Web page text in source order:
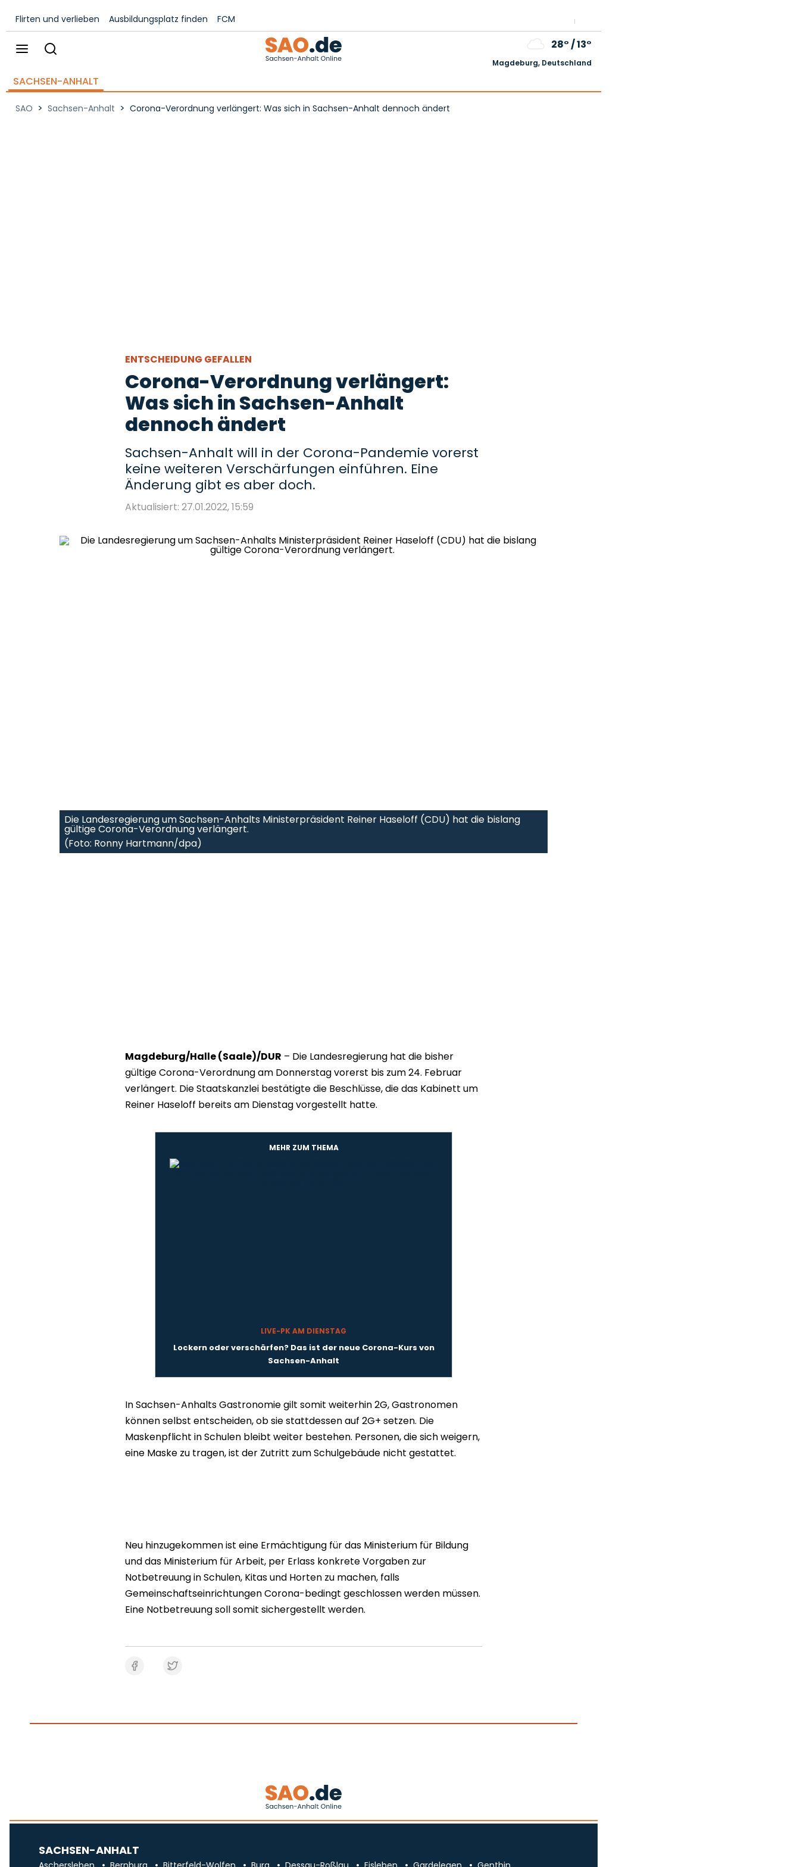
Flirten und verlieben Ausbildungsplatz finden FCM
28°/13°
Magdeburg, Deutschland
SACHSEN-ANHALT
SAO > Sachsen-Anhalt > Corona-Verordnung verlängert: Was sich in Sachsen-Anhalt dennoch ändert
ENTSCHEIDUNG GEFALLEN
Corona-Verordnung verlängert:
Was sich in Sachsen-Anhalt
dennoch ändert
Sachsen-Anhalt will in der Corona-Pandemie vorerst
keine weiteren Verschärfungen einführen. Eine
Änderung gibt es aber doch.
Aktualisiert: 27.01.2022, 15:59
Die Landesregierung um Sachsen-Anhalts Ministerpräsident Reiner Haseloff (CDU) hat die bislang
gültige Corona-Verordnung verlängert.
(Foto: Ronny Hartmann/dpa)
Magdeburg/Halle (Saale)/DUR – Die Landesregierung hat die bisher
gültige Corona-Verordnung am Donnerstag vorerst bis zum 24. Februar
verlängert. Die Staatskanzlei bestätigte die Beschlüsse, die das Kabinett um
Reiner Haseloff bereits am Dienstag vorgestellt hatte.
MEHR ZUM THEMA
LIVE-PK AM DIENSTAG
Lockern oder verschärfen? Das ist der neue Corona-Kurs von
Sachsen-Anhalt
In Sachsen-Anhalts Gastronomie gilt somit weiterhin 2G, Gastronomen
können selbst entscheiden, ob sie stattdessen auf 2G+ setzen. Die
Maskenpflicht in Schulen bleibt weiter bestehen. Personen, die sich weigern,
eine Maske zu tragen, ist der Zutritt zum Schulgebäude nicht gestattet.
Neu hinzugekommen ist eine Ermächtigung für das Ministerium für Bildung
und das Ministerium für Arbeit, per Erlass konkrete Vorgaben zur
Notbetreuung in Schulen, Kitas und Horten zu machen, falls
Gemeinschaftseinrichtungen Corona-bedingt geschlossen werden müssen.
Eine Notbetreuung soll somit sichergestellt werden.
SACHSEN-ANHALT